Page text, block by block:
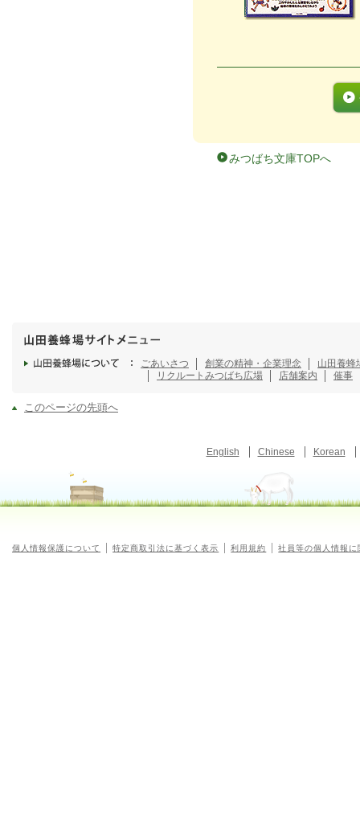
みつばち文庫TOPへ
ごあいさつ 創業の精神・企業理念
山田養蜂
リクルート みつばち広場 店舗案内 催事
このページの先頭へ
English Chinese Korean
個人情報保護について 特定商取引法に基づく表示 利用規約 社員等の個人情報